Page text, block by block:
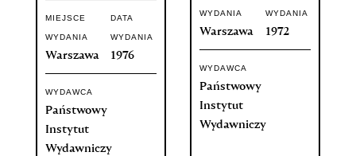
MIEJSCE
WYDANIA
Warszawa
DATA
WYDANIA
1976
WYDAWCA
Państwowy
Instytut
Wydawniczy
WYDANIA
Warszawa
WYDANIA
1972
WYDAWCA
Państwowy
Instytut
Wydawniczy